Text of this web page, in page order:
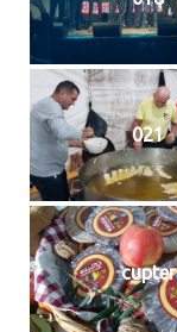
018
021
cupter